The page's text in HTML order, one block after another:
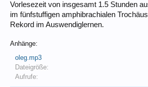
Vorlesezeit von insgesamt 1.5 Stunden
im fünfstuffigen amphibrachialen
Rekord im Auswendiglernen.
Anhänge:
oleg.mp3
Dateigröße:
Aufrufe: